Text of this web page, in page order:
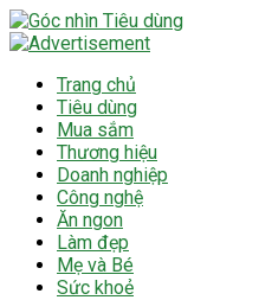
Trang chủ
Tiêu dùng
Mua sắm
Thương hiệu
Doanh nghiệp
Công nghệ
Ăn ngon
Làm đẹp
Mẹ và Bé
Sức khoẻ